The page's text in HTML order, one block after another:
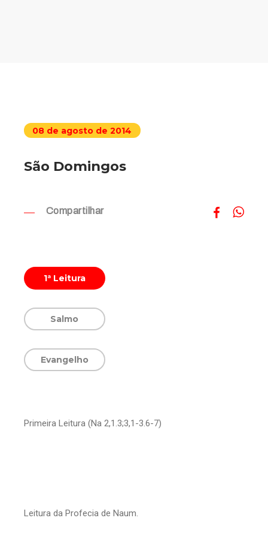
08 de agosto de 2014
São Domingos
Compartilhar
1ª Leitura
Salmo
Evangelho
Primeira Leitura (Na 2,1.3;3,1-3.6-7)
Leitura da Profecia de Naum.